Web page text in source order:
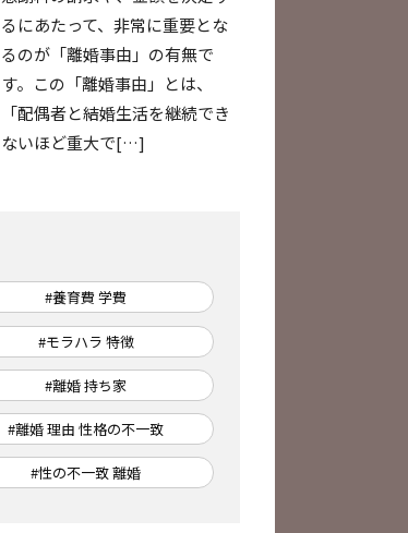
るにあたって、非常に重要とな
るのが「離婚事由」の有無で
す。この「離婚事由」とは、
「配偶者と結婚生活を継続でき
ないほど重大で[…]
#養育費 学費
#モラハラ 特徴
#離婚 持ち家
#離婚 理由 性格の不一致
#性の不一致 離婚